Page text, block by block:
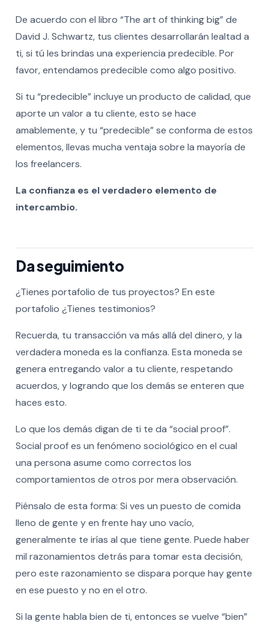
De acuerdo con el libro “The art of thinking big” de
David J. Schwartz, tus clientes desarrollarán lealtad a
ti, si tú les brindas una experiencia predecible. Por
favor, entendamos predecible como algo positivo.
Si tu “predecible” incluye un producto de calidad, que
aporte un valor a tu cliente, esto se hace
amablemente, y tu “predecible” se conforma de estos
elementos, llevas mucha ventaja sobre la mayoría de
los freelancers.
La confianza es el verdadero elemento de
intercambio.
Da seguimiento
¿Tienes portafolio de tus proyectos? En este
portafolio ¿Tienes testimonios?
Recuerda, tu transacción va más allá del dinero, y la
verdadera moneda es la confianza. Esta moneda se
genera entregando valor a tu cliente, respetando
acuerdos, y logrando que los demás se enteren que
haces esto.
Lo que los demás digan de ti te da “social proof”.
Social proof es un fenómeno sociológico en el cual
una persona asume como correctos los
comportamientos de otros por mera observación.
Piénsalo de esta forma: Si ves un puesto de comida
lleno de gente y en frente hay uno vacío,
generalmente te irías al que tiene gente. Puede haber
mil razonamientos detrás para tomar esta decisión,
pero este razonamiento se dispara porque hay gente
en ese puesto y no en el otro.
Si la gente habla bien de ti, entonces se vuelve “bien”